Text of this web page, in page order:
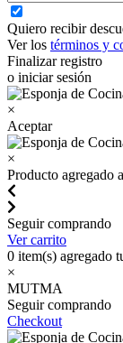
Quiero recibir
Ver los términos y
Finalizar registro
o iniciar sesión
×
Aceptar
×
Producto agregado
Seguir comprando
Ver carrito
0 item(s) agregado
×
MUTMA
Seguir comprando
Checkout